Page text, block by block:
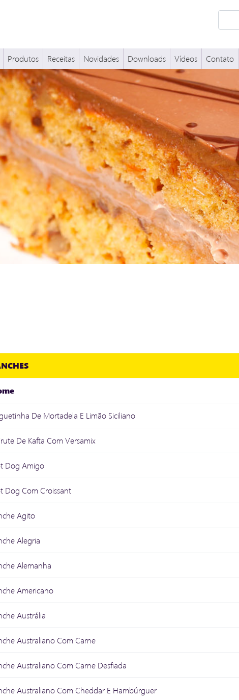
Produtos Receitas Novidades Downloads Vídeos Contato
De Mortadela E Limão Siciliano
De Kafta Com Versamix
Dog Amigo
Dog Com Croissant
Agito
Alegria
Alemanha
Americano
Austrália
Australiano Com Carne
Australiano Com Carne Desfiada
Australiano Com Cheddar E Hambúrguer